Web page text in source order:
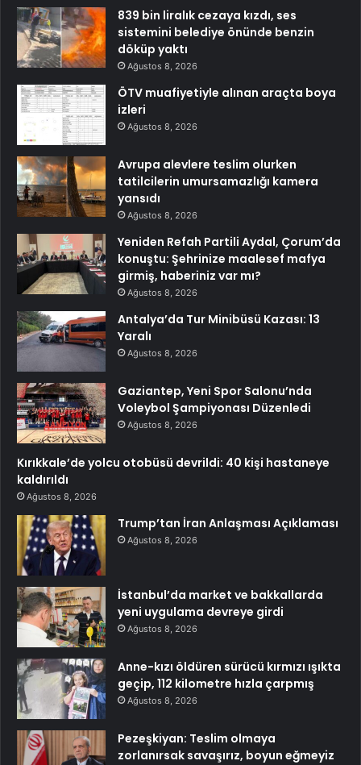
839 bin liralık cezaya kızdı, ses
sistemini belediye önünde benzin
döküp yaktı
Ağustos 8, 2026
ÖTV muafiyetiyle alınan araçta boya
izleri
Ağustos 8, 2026
Avrupa alevlere teslim olurken
tatilcilerin umursamazlığı kamera
yansıdı
Ağustos 8, 2026
Yeniden Refah Partili Aydal, Çorum’da
konuştu: Şehrinize maalesef mafya
girmiş, haberiniz var mı?
Ağustos 8, 2026
Antalya’da Tur Minibüsü Kazası: 13
Yaralı
Ağustos 8, 2026
Gaziantep, Yeni Spor Salonu’nda
Voleybol Şampiyonası Düzenledi
Ağustos 8, 2026
Kırıkkale’de yolcu otobüsü devrildi: 40 kişi hastaneye
kaldırıldı
Ağustos 8, 2026
Trump’tan İran Anlaşması Açıklaması
Ağustos 8, 2026
İstanbul’da market ve bakkallarda
yeni uygulama devreye girdi
Ağustos 8, 2026
Anne-kızı öldüren sürücü kırmızı ışıkta
geçip, 112 kilometre hızla çarpmış
Ağustos 8, 2026
Pezeşkiyan: Teslim olmaya
zorlanırsak savaşırız, boyun eğmeyiz